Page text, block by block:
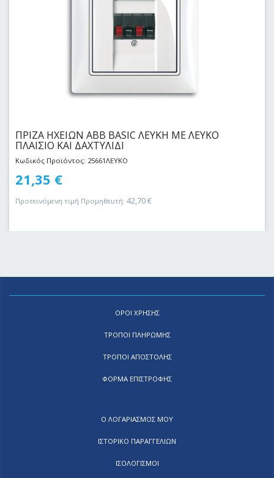
ΠΡΙΖΑ ΗΧΕΙΩΝ ABB BASIC ΛΕΥΚΗ ΜΕ ΛΕΥΚΟ
ΠΛΑΙΣΙΟ ΚΑΙ ΔΑΧΤΥΛΙΔΙ
Κωδικός Προϊόντος: 25661ΛΕΥΚΟ
21,35 €
Προτεινόμενη τιμή Προμηθευτή: 42,70€
ΟΡΟΙ ΧΡΗΣΗΣ
ΤΡΟΠΟΙ ΠΛΗΡΩΜΗΣ
ΤΡΟΠΟΙ ΑΠΟΣΤΟΛΗΣ
ΦΟΡΜΑ ΕΠΙΣΤΡΟΦΗΣ
Ο ΛΟΓΑΡΙΑΣΜΟΣ ΜΟΥ
ΙΣΤΟΡΙΚΟ ΠΑΡΑΓΓΕΛΙΩΝ
ΙΣΟΛΟΓΙΣΜΟΙ